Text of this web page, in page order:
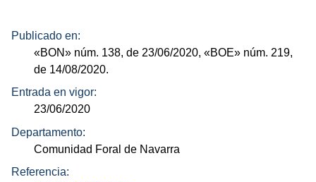
Publicado en:
«BON» núm. 138, de 23/06/2020,«BOE» núm. 219,
de 14/08/2020.
Entrada en vigor:
23/06/2020
Departamento:
Comunidad Foral de Navarra
Referencia: